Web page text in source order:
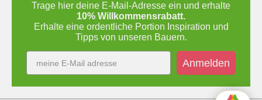
Trage hier deine E-Mail-Adresse ein und erhalte
10% Willkommensrabatt.
Erhalte eine ordentliche Portion Inspiration und
Tipps von unseren Bauern.
Anmelden